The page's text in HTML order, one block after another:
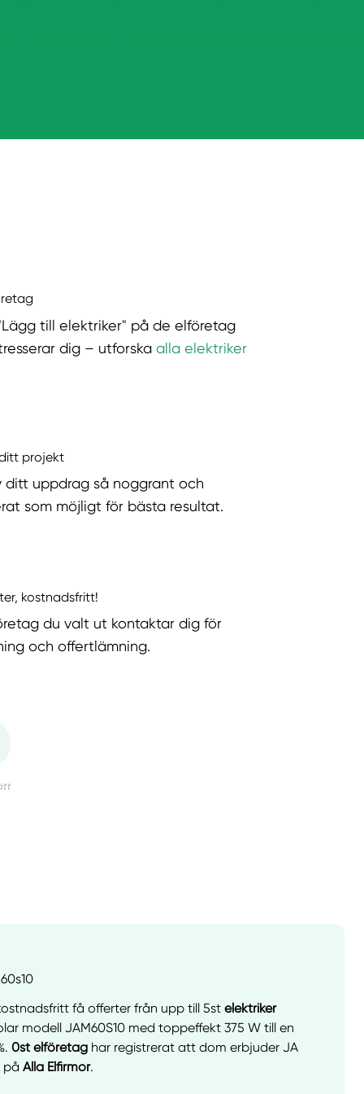
till elektriker" på de elföretag
dig – utforska alla elektriker
projekt
ditt uppdrag så noggrant och
som möjligt för bästa resultat.
kostnadsfritt!
du valt ut kontaktar dig för
och offertlämning.
Få hjälp
få offerter från upp till 5st elektriker
modell JAM60S10 med toppeffekt 375 W till en
0st elföretag har registrerat att dom erbjuder JA
på Alla Elfirmor.